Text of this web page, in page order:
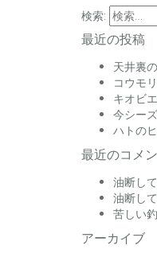
検索:
最近の投稿
天井裏
コウモ
キオビ
今シー
ハトの
最近のコメ
油断し
油断し
苦しい
アーカイブ